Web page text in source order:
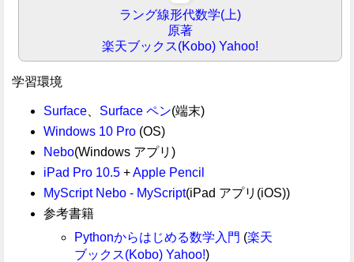
ラング線形代数学(上)
原著
楽天ブックス(Kobo) Yahoo!
学習環境
Surface、 Surface ペン(端末)
Windows 10 Pro(OS)
Nebo(Windows アプリ)
iPad Pro 10.5+Apple Pencil
MyScript Nebo - MyScript(iPad アプリ(iOS))
参考書籍
Pythonからはじめる数学入門 (楽天
ブックス(Kobo) Yahoo!)